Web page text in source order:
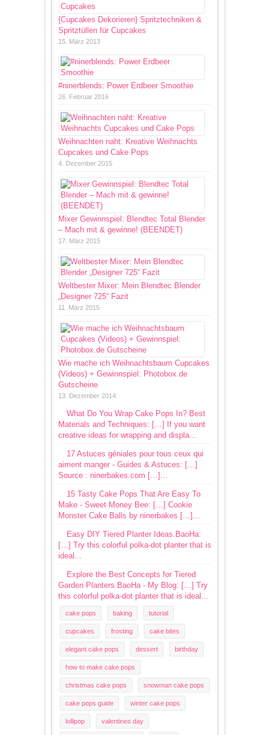
{Cupcakes Dekorieren} Spritztechniken &
Spritztüllen für Cupcakes
15. März 2013
#ninerblends: Power Erdbeer Smoothie
26. Februar 2016
Weihnachten naht: Kreative Weihnachts
Cupcakes und Cake Pops
4. Dezember 2015
Mixer Gewinnspiel: Blendtec Total Blender
– Mach mit & gewinne! (BEENDET)
17. März 2015
Weltbester Mixer: Mein Blendtec Blender
„Designer 725“ Fazit
11. März 2015
Wie mache ich Weihnachtsbaum Cupcakes
(Videos) + Gewinnspiel: Photobox.de
Gutscheine
13. Dezember 2014
What Do You Wrap Cake Pops In? Best
Materials and Techniques: […] If you want
creative ideas for wrapping and displa...
17 Astuces géniales pour tous ceux qui
aiment manger - Guides & Astuces: […]
Source : ninerbakes.com […]...
15 Tasty Cake Pops That Are Easy To
Make - Sweet Money Bee: […] Cookie
Monster Cake Balls by ninerbakes […]...
Easy DIY Tiered Planter Ideas.BaoHa:
[…] Try this colorful polka-dot planter that is
ideal...
Explore the Best Concepts for Tiered
Garden Planters.BaoHa - My Blog: […] Try
this colorful polka-dot planter that is ideal...
cake pops baking tutorial
cupcakes frosting cake bites
elegant cake pops dessert birthday
how to make cake pops
christmas cake pops snowman cake pops
cake pops guide winter cake pops
lollipop valentines day